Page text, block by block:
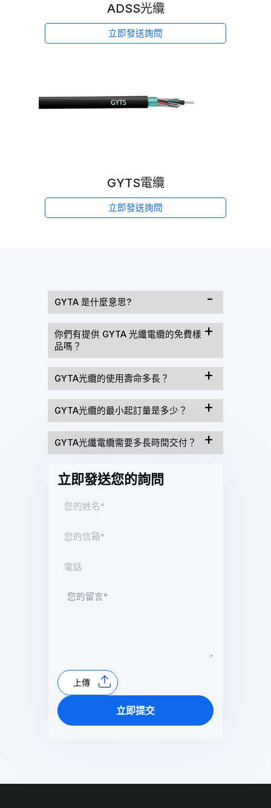
ADSS光纜
立即發送詢問
GYTS電纜
立即發送詢問
GYTA 是什麼意思?
你們有提供 GYTA 光纖電纜的免費樣
品嗎？
GYTA光纜的使用壽命多長？
GYTA光纜的最小起訂量是多少？
GYTA光纖電纜需要多長時間交付？
立即發送您的詢問
上傳
立即提交